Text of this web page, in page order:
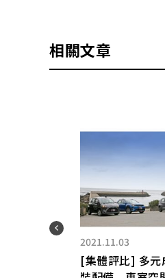
相關文章
2021.11.03
[集體評比] 多元